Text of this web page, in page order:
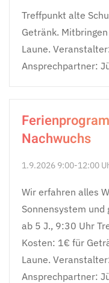
Treffpunkt alte
Getränk.
Laune.
Ansprechpartner:
Nachwuchs
1.9.2026 9:00-12:00
Wir erfahren alles
Sonnensystem
ab 5 J., 9:30 Uhr
Kosten: 1€ für
Laune.
Ansprechpartner: